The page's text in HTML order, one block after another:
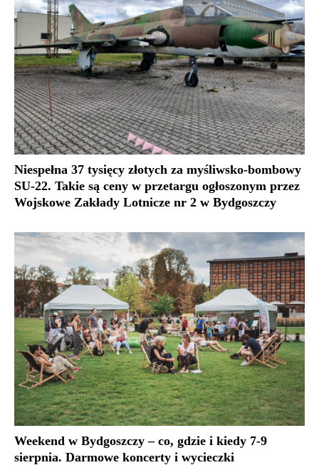
Niespełna 37 tysięcy złotych za myśliwsko-bombowy
SU-22. Takie są ceny w przetargu ogłoszonym przez
Wojskowe Zakłady Lotnicze nr 2 w Bydgoszczy
Weekend w Bydgoszczy – co, gdzie i kiedy 7-9
sierpnia. Darmowe koncerty i wycieczki